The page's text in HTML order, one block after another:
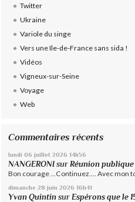
Twitter
Ukraine
Variole du singe
Vers une Ile-de-France sans sida !
Vidéos
Vigneux-sur-Seine
Voyage
Web
Commentaires récents
lundi 06 juillet 2026 14h56
NANGERONI surRéunion
Bon courage ...Continuez.... Avec mon
dimanche 28 juin 2026 16h41
Yvan Quintin surEspérons que le